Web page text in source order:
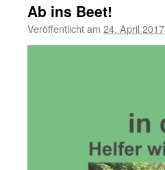
Ab ins Beet!
Veröffentlicht am 24. April 2017